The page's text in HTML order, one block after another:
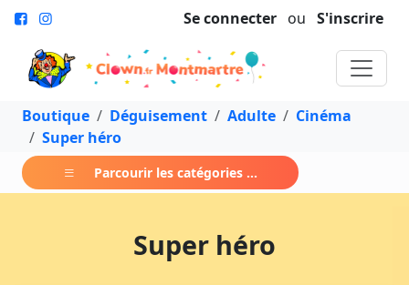
Se connecter ou S'inscrire
Boutique Déguisement Adulte
Cinéma
Super héro
Parcourir les catégories ...
Super héro